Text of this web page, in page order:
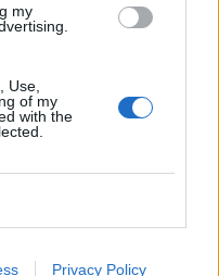
my
Use,
of my
with the
Privacy Policy